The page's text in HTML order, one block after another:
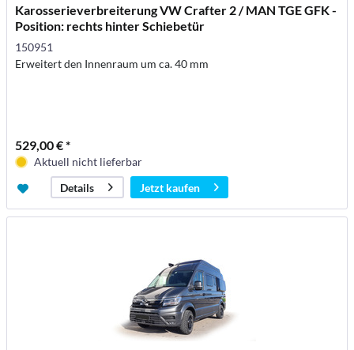
Karosserieverbreiterung VW Crafter 2 / MAN TGE GFK -
Position: rechts hinter Schiebetür
150951
Erweitert den Innenraum um ca. 40 mm
529,00 € *
Aktuell nicht lieferbar
Details
Jetzt kaufen